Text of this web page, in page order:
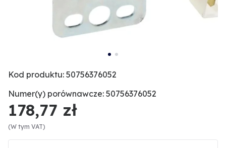
Kod produktu: 50756376052
Numer(y) porównawcze: 50756376052
178,77 zł
(W tym VAT)